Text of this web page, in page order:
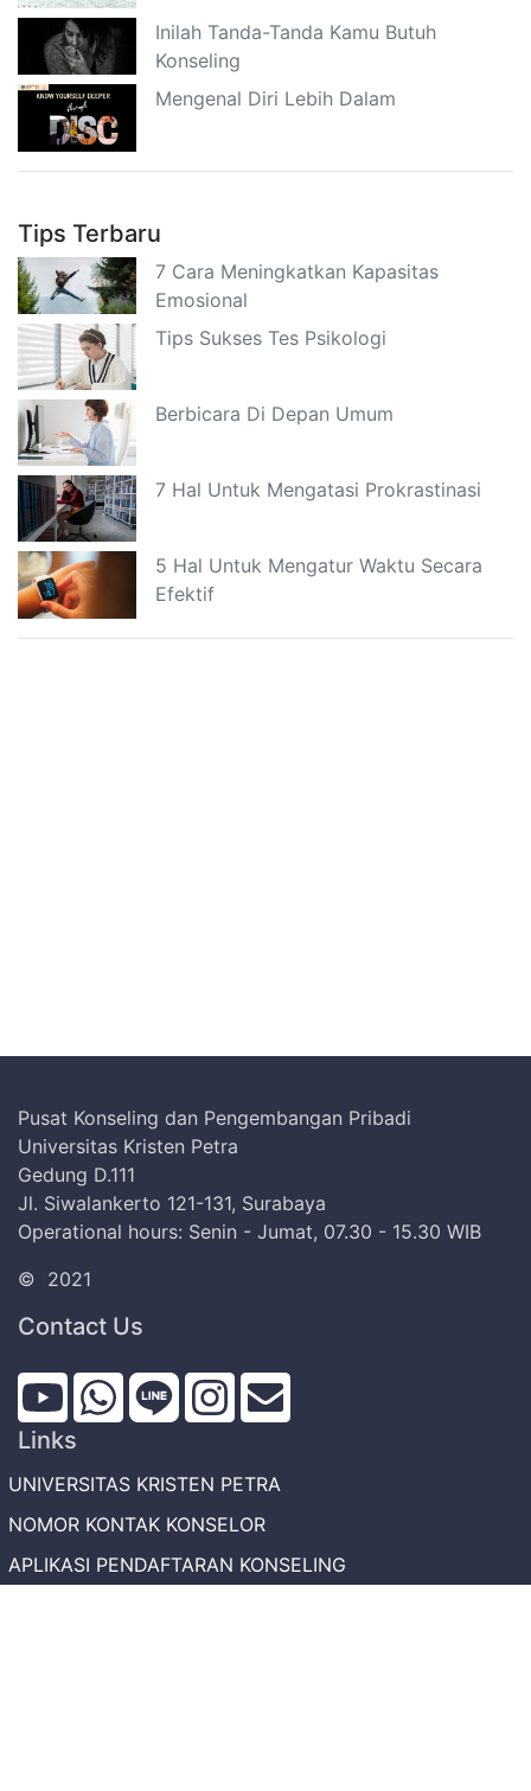
Inilah Tanda-Tanda Kamu Butuh
Konseling
Mengenal Diri Lebih Dalam
Tips Terbaru
7 Cara Meningkatkan Kapasitas
Emosional
Tips Sukses Tes Psikologi
Berbicara Di Depan Umum
7 Hal Untuk Mengatasi Prokrastinasi
5 Hal Untuk Mengatur Waktu Secara
Efektif
Pusat Konseling dan Pengembangan Pribadi
Universitas Kristen Petra
Gedung D.111
Jl. Siwalankerto 121-131, Surabaya
Operational hours: Senin - Jumat, 07.30 - 15.30 WIB
© 2021
Contact Us
Links
UNIVERSITAS KRISTEN PETRA
NOMOR KONTAK KONSELOR
APLIKASI PENDAFTARAN KONSELING